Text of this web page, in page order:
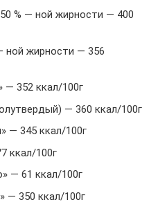
% — ной жирности — 400
ной жирности — 356
— 352 ккал/100г
— 360 ккал/100г
— 345 ккал/100г
ккал/100г
— 61 ккал/100г
— 350 ккал/100г